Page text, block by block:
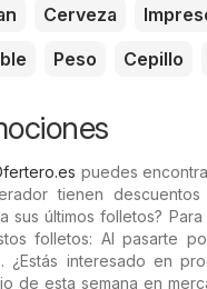
Cerveza
Peso Cepillo
puedes
tienen
últimos folletos? Para
folletos: Al pasarte
interesado en
de esta semana en